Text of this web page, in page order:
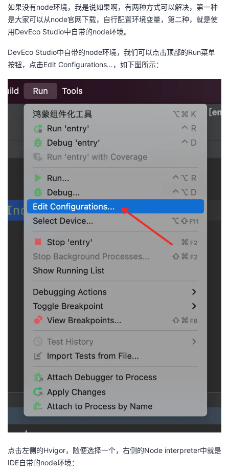
如果没有node环境，我是说如果啊，有两种方式可以解决，第一种
是大家可以从node官网下载，自行配置环境变量，第二种，就是使
用DevEco Studio中自带的node环境。
DevEco Studio中自带的node环境，我们可以点击顶部的Run菜单
按钮，点击Edit Configurations…，如下图所示：
点击左侧的Hvigor，随便选择一个，右侧的Node interpreter中就是
IDE自带的node环境：